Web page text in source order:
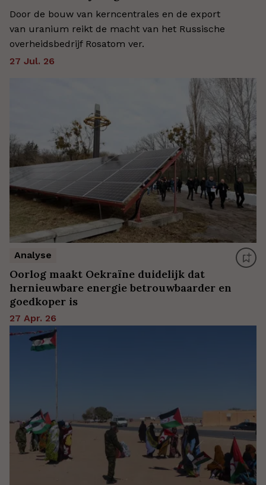
Door de bouw van kerncentrales en de export
van uranium reikt de macht van het Russische
overheidsbedrijf Rosatom ver.
27 Jul. 26
Analyse
Oorlog maakt Oekraïne duidelijk dat
hernieuwbare energie betrouwbaarder en
goedkoper is
27 Apr. 26